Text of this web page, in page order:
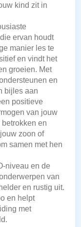
kind zit in
ervan houdt
manier les te
en vindt het
groeien. Met
en
bijles aan
positieve
van jouw
en
zoon of
samen met hen
niveau en de
van
en rustig uit.
en helpt
met